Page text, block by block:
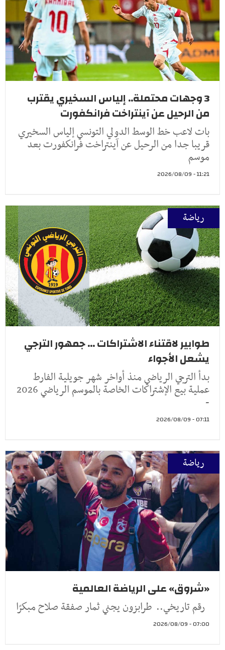
3 وجهات محتملة.. إلياس السخيري يقترب
من الرحيل عن آينتراخت فرانكفورت
بات لاعب خط الوسط الدولي التونسي إلياس السخيري
قريبا جدا من الرحيل عن آينتراخت فرانكفورت بعد
موسم
11:21 - 2026/08/09
رياضة
طوابير لاقتناء الاشتراكات ... جمهور الترجي
يشعل الأجواء
بدأ الترجي الرياضي منذ أواخر شهر جويلية الفارط
عملية بيع الإشتراكات الخاصة بالموسم الرياضي 2026
-
07:11 - 2026/08/09
رياضة
«شروق» على الرياضة العالمية
رقم تاريخي.. طرابزون يجني ثمار صفقة صلاح مبكرًا
07:00 - 2026/08/09